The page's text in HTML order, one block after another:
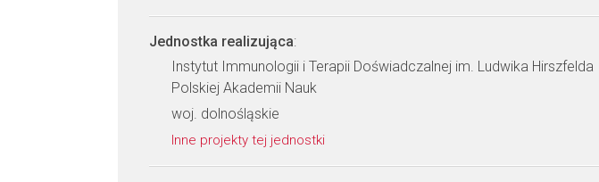
Jednostka realizująca:
Instytut Immunologii i Terapii Doświadczalnej im. Ludwika Hirszfelda
Polskiej Akademii Nauk
woj. dolnośląskie
Inne projekty tej jednostki